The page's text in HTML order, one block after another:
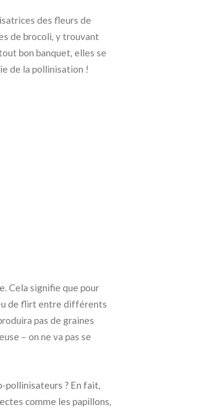
des fleurs de
de brocoli, y trouvant
bon banquet, elles se
de la pollinisation !
Cela signifie que pour
de flirt entre différents
pas de graines
– on ne va pas se
pollinisateurs ? En fait,
comme les papillons,